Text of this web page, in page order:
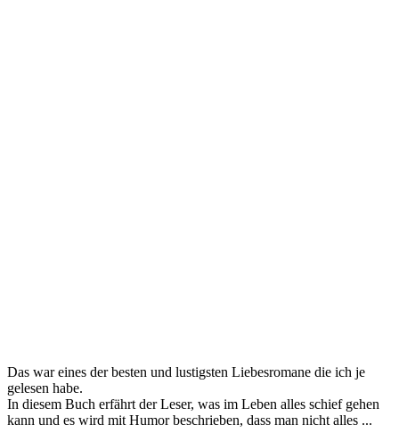
Das war eines der besten und lustigsten Liebesromane die ich je
gelesen habe.
In diesem Buch erfährt der Leser, was im Leben alles schief gehen
kann und es wird mit Humor beschrieben, dass man nicht alles ...